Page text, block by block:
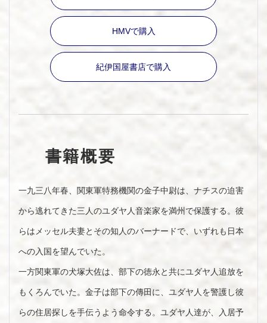
HMVで購入
紀伊国屋書店で購入
書籍概要
一九三八年春、関東軍特務機関の金子中尉は、ナチスの迫害
から逃れてきた三人のユダヤ人音楽家を満州で保護する。彼
らはメッセル夫妻とその知人のバーナードで、いずれも日本
への入国を望んでいた。
一方関東軍の犬塚大佐は、部下の徳永と共にユダヤ人追放を
もくろんでいた。金子は部下の傳田に、ユダヤ人を警護し彼
らの住居探しを手伝うよう命令する。ユダヤ人達が、入居予